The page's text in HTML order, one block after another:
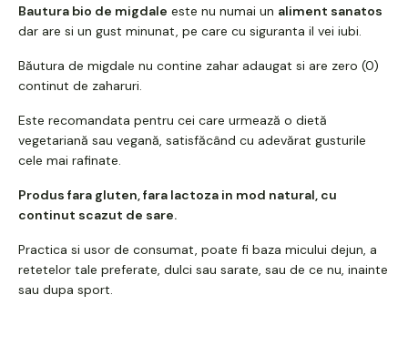
Bautura bio de migdale este nu numai un aliment sanatos
dar are si un gust minunat, pe care cu siguranta il vei iubi.
Băutura de migdale nu contine zahar adaugat si are zero (0)
continut de zaharuri.
Este recomandata pentru cei care urmează o dietă
vegetariană sau vegană, satisfăcând cu adevărat gusturile
cele mai rafinate.
Produs fara gluten, fara lactoza in mod natural, cu
continut scazut de sare.
Practica si usor de consumat, poate fi baza micului dejun, a
retetelor tale preferate, dulci sau sarate, sau de ce nu, inainte
sau dupa sport.